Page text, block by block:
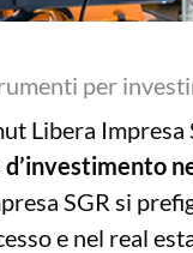
per
Libera Impresa
SGR si
e nel real